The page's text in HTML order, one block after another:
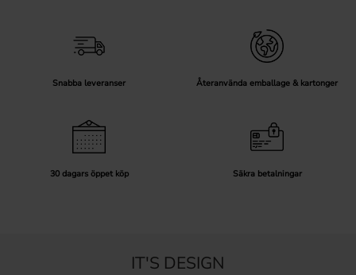
Snabba leveranser Återanvända emballage & kartonger
30 dagars öppet köp Säkra betalningar
IT'S DESIGN